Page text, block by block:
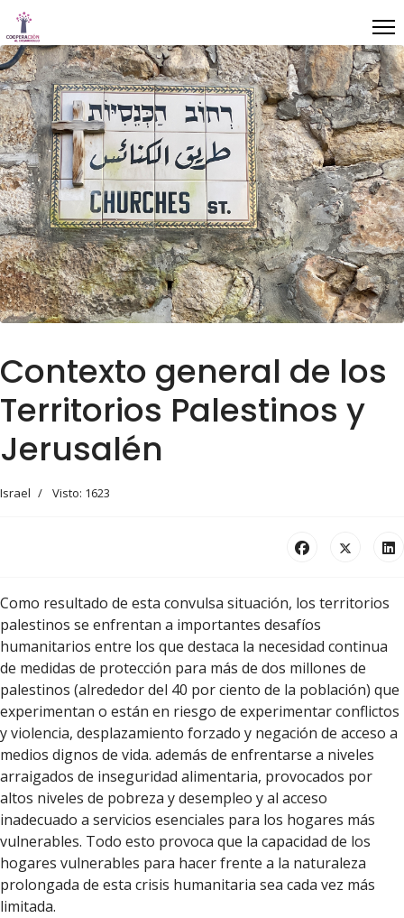
Contexto general de los
Territorios Palestinos y
Jerusalén
Israel Visto: 1623
Como resultado de esta convulsa situación, los territorios
palestinos se enfrentan a importantes desafíos
humanitarios entre los que destaca la necesidad continua
de medidas de protección para más de dos millones de
palestinos (alrededor del 40 por ciento de la población) que
experimentan o están en riesgo de experimentar conflictos
y violencia, desplazamiento forzado y negación de acceso a
medios dignos de vida. además de enfrentarse a niveles
arraigados de inseguridad alimentaria, provocados por
altos niveles de pobreza y desempleo y al acceso
inadecuado a servicios esenciales para los hogares más
vulnerables. Todo esto provoca que la capacidad de los
hogares vulnerables para hacer frente a la naturaleza
prolongada de esta crisis humanitaria sea cada vez más
limitada.